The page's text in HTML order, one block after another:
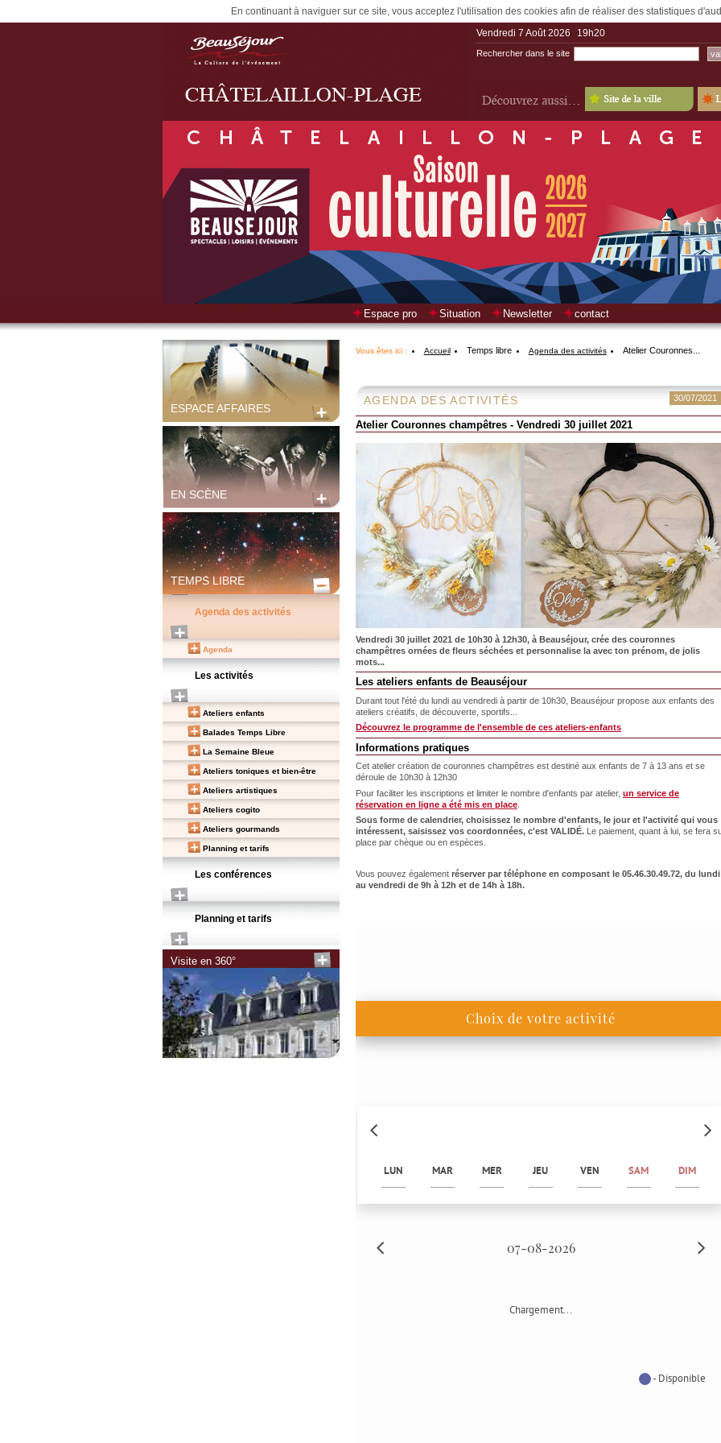
En continuant à naviguer sur ce site, vous acceptez l'utilisation des cookies afin de réaliser des statistiques
Vendredi 7 Août 2026
19h20
Rechercher dans le site
Espace pro Situation Newsletter contact
ESPACE AFFAIRES
EN SCÈNE
TEMPS LIBRE
Agenda des activités
Agenda
Les activités
Ateliers enfants
Balades Temps Libre
La Semaine Bleue
Ateliers toniques et bien-être
Ateliers artistiques
Ateliers cogito
Ateliers gourmands
Planning et tarifs
Les conférences
Planning et tarifs
Visite en 360°
Vous êtes ici : Accueil Temps libre Agenda des activités Atelier Couronnes...
AGENDA DES ACTIVITÉS 30/07/2021
Atelier Couronnes champêtres - Vendredi 30 juillet 2021
Vendredi 30 juillet 2021 de 10h30 à 12h30, à Beauséjour, crée des couronnes
champêtres ornées de fleurs séchées et personnalise la avec ton prénom, de jolis
mots...
Les ateliers enfants de Beauséjour
Durant tout l'été du lundi au vendredi à partir de 10h30, Beauséjour propose aux enfants des
ateliers créatifs, de découverte, sportifs...
Découvrez le programme de l'ensemble de ces ateliers-enfants
Informations pratiques
Cet atelier création de couronnes champêtres est destiné aux enfants de 7 à 13 ans et se
déroule de 10h30 à 12h30
Pour faciliter les inscriptions et limiter le nombre d'enfants par atelier, un service de
réservation en ligne a été mis en place
Sous forme de calendrier, choisissez le nombre d'enfants, le jour et l'activité qui vous
intéressent, saisissez vos coordonnées, c'est VALIDÉ. Le paiement, quant à lui, se fera
place par chèque ou en espèces.
Vous pouvez également réserver par téléphone en composant le 05.46.30.49.72, du lundi
au vendredi de 9h à 12h et de 14h à 18h.